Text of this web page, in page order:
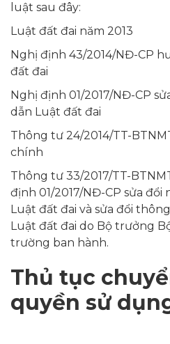
luật sau đây:
Luật đất đai năm 2013
Nghị định 43/2014/NĐ-CP
đất đai
Nghị định 01/2017/NĐ-CP
dẫn Luật đất đai
Thông tư 24/2014/TT-
chính
Thông tư 33/2017/TT-
định 01/2017/NĐ-CP sửa
Luật đất đai và sửa đổi
Luật đất đai do Bộ trưởng
trường ban hành.
Thủ tục
quyền sử